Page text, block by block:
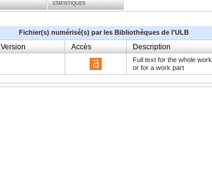
STATISTIQUES
Fichier(s) numérisé(s) par les Bibliothèques de l'ULB
Version Accès Description
Full text for the whole work,
or for a work part